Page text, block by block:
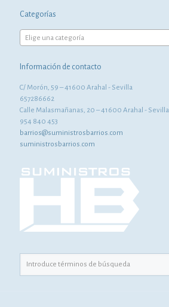
Categorías
Elige una categoría
Información de contacto
C/ Morón, 59 – 41600 Arahal - Sevilla
657286662
Calle Malasmañanas, 20 – 41600 Arahal - Sevilla
954 840 453
barrios@suministrosbarrios.com
suministrosbarrios.com